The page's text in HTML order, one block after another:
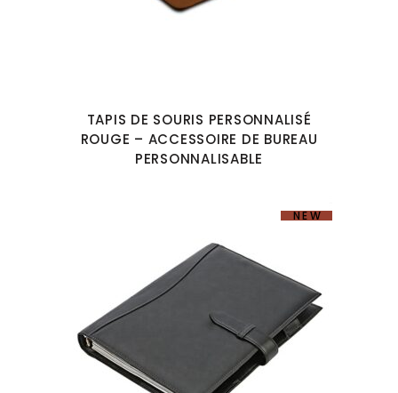
TAPIS DE SOURIS PERSONNALISÉ
ROUGE – ACCESSOIRE DE BUREAU
PERSONNALISABLE
NEW